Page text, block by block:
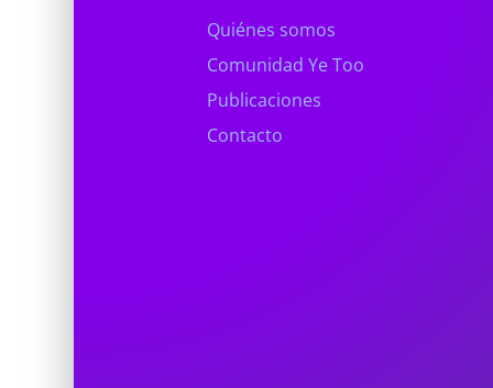
Quiénes somos
Comunidad Ye Too
Publicaciones
Contacto